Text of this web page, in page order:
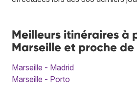
Meilleurs itinéraires à
Marseille et proche de
Marseille - Madrid
Marseille - Porto